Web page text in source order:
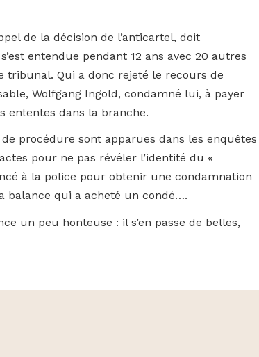
de la décision de l’anticartel, doit
entendue pendant 12 ans avec 20 autres
Qui a donc rejeté le recours de
Wolfgang Ingold, condamné lui, à payer
ententes dans la branche.
procédure sont apparues dans les enquêtes
pour ne pas révéler l’identité du «
à la police pour obtenir une condamnation
balance qui a acheté un condé….
un peu honteuse : il s’en passe de belles,